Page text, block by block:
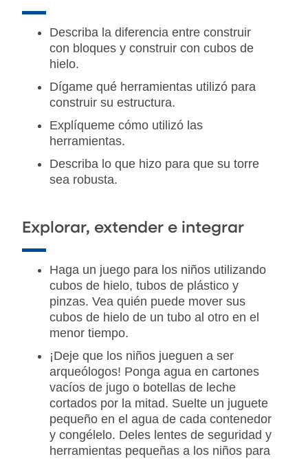
Describa la diferencia entre construir
con bloques y construir con cubos de
hielo.
Dígame qué herramientas utilizó para
construir su estructura.
Explíqueme cómo utilizó las
herramientas.
Describa lo que hizo para que su torre
sea robusta.
Explorar, extender e integrar
Haga un juego para los niños utilizando
cubos de hielo, tubos de plástico y
pinzas. Vea quién puede mover sus
cubos de hielo de un tubo al otro en el
menor tiempo.
¡Deje que los niños jueguen a ser
arqueólogos! Ponga agua en cartones
vacíos de jugo o botellas de leche
cortados por la mitad. Suelte un juguete
pequeño en el agua de cada contenedor
y congélelo. Deles lentes de seguridad y
herramientas pequeñas a los niños para